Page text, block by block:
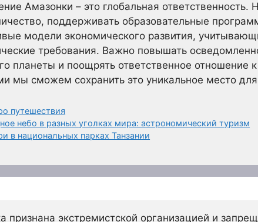
Амазонки – это глобальная
поддерживать образовательные
модели экономического развития,
требования. Важно повышать
планеты и поощрять ответственное
мы сможем сохранить это уникальное место
путешествия
небо в разных уголках мира: астрономический туризм
в национальных парках Танзании
признана экстремистской организацией и